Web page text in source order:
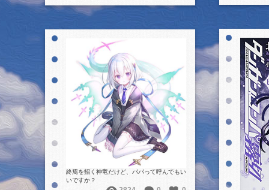
詳細を見る
終焉を招く神竜だけど、パパって呼んでもい
いですか？